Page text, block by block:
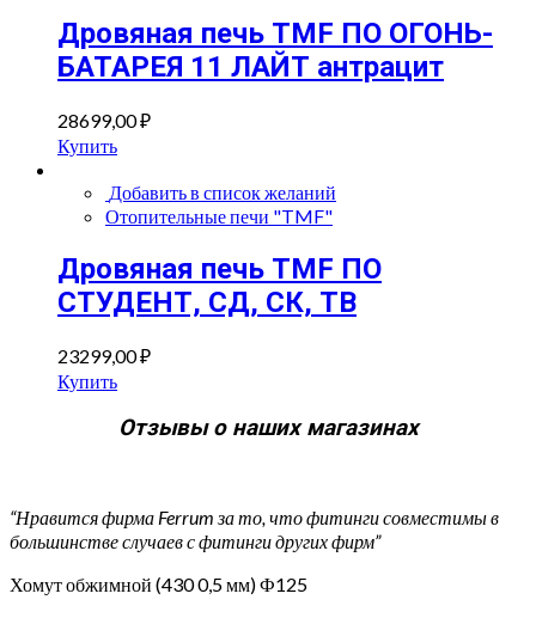
Дровяная печь TMF ПО ОГОНЬ-
БАТАРЕЯ 11 ЛАЙТ антрацит
28699,00₽
Купить
Добавить в список желаний
Отопительные печи "TMF"
Дровяная печь TMF ПО
СТУДЕНТ, СД, СК, ТВ
23299,00₽
Купить
Отзывы о наших магазинах
“Нравится фирма Ferrum за то, что фитинги совместимы в
большинстве случаев с фитинги других фирм”
Хомут обжимной (430 0,5 мм) Ф125